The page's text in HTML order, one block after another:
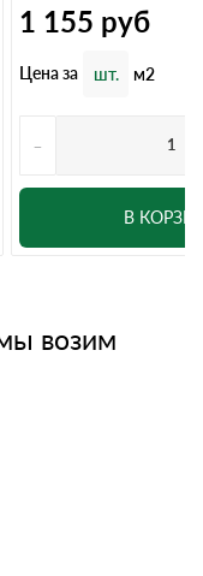
1 155 руб
Цена за шт. м2
-
В
возим